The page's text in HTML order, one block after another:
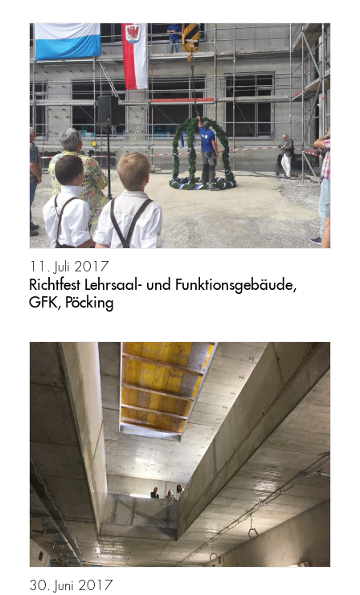
11. Juli 2017
Richtfest Lehrsaal- und Funktionsgebäude,
GFK, Pöcking
30. Juni 2017